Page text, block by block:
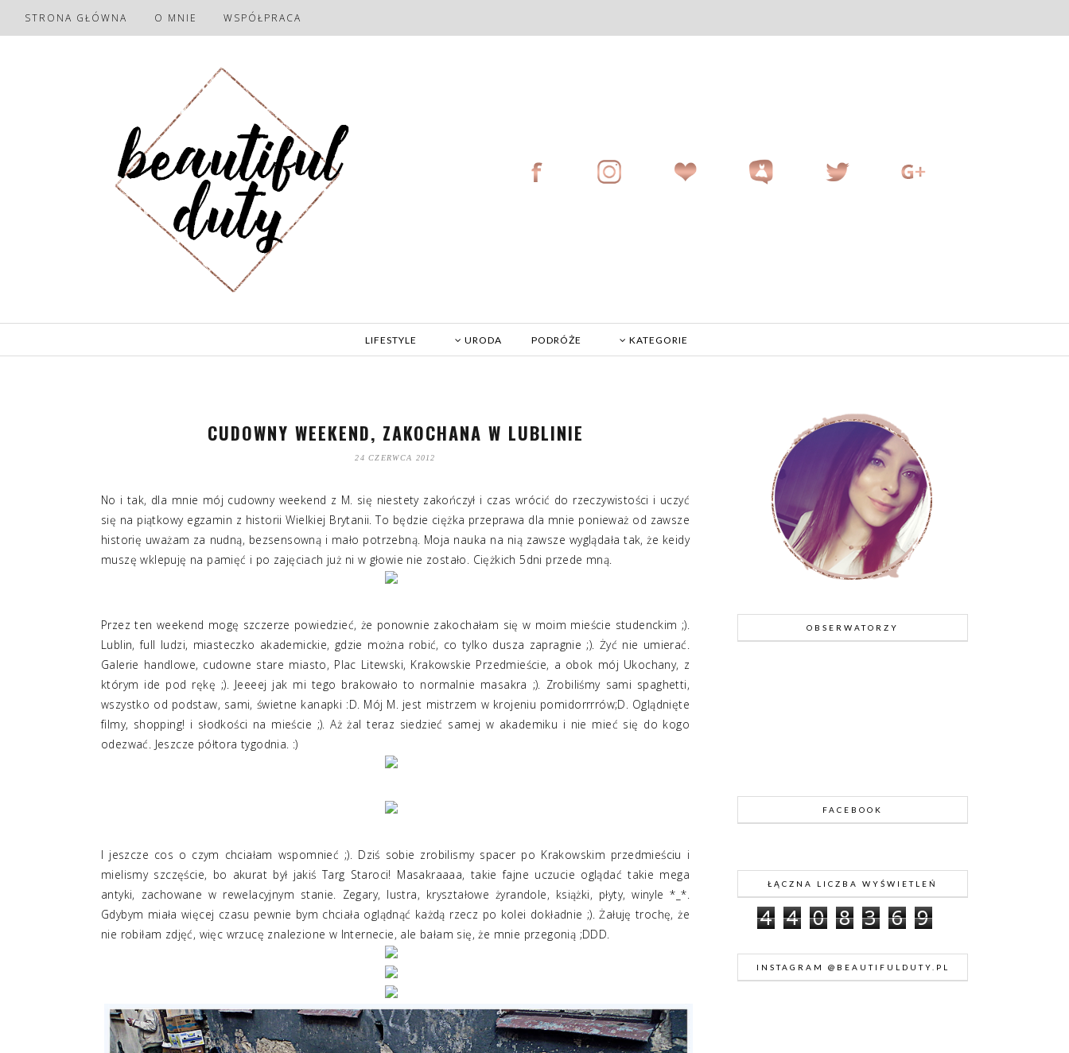
STRONA GŁÓWNA O MNIE WSPÓŁPRACA
LIFESTYLE URODA PODRÓŻE KATEGORIE
CUDOWNY WEEKEND, ZAKOCHANA W LUBLINIE
24 CZERWCA 2012
No i tak, dla mnie mój cudowny weekend z M. się niestety zakończył i czas wrócić do rzeczywistości i uczyć
się na piątkowy egzamin z historii Wielkiej Brytanii. To będzie ciężka przeprawa dla mnie ponieważ od zawsze
historię uważam za nudną, bezsensowną i mało potrzebną. Moja nauka na nią zawsze wyglądała tak, że keidy
muszę wklepuję na pamięć i po zajęciach już ni w głowie nie zostało. Ciężkich 5dni przede mną.
Przez ten weekend mogę szczerze powiedzieć, że ponownie zakochałam się w moim mieście studenckim ;).
Lublin, full ludzi, miasteczko akademickie, gdzie można robić, co tylko dusza zapragnie ;). Żyć nie umierać.
Galerie handlowe, cudowne stare miasto, Plac Litewski, Krakowskie Przedmieście, a obok mój Ukochany, z
którym ide pod rękę ;). Jeeeej jak mi tego brakowało to normalnie masakra ;). Zrobiliśmy sami spaghetti,
wszystko od podstaw, sami, świetne kanapki :D. Mój M. jest mistrzem w krojeniu pomidorrrrów;D. Oglądnięte
filmy, shopping! i słodkości na mieście ;). Aż żal teraz siedzieć samej w akademiku i nie mieć się do kogo
odezwać. Jeszcze półtora tygodnia. :)
I jeszcze cos o czym chciałam wspomnieć ;). Dziś sobie zrobilismy spacer po Krakowskim przedmieściu i
mielismy szczęście, bo akurat był jakiś Targ Staroci! Masakraaaa, takie fajne uczucie oglądać takie mega
antyki, zachowane w rewelacyjnym stanie. Zegary, lustra, kryształowe żyrandole, książki, płyty, winyle *_*.
Gdybym miała więcej czasu pewnie bym chciała oglądnąć każdą rzecz po kolei dokładnie ;). Żałuję trochę, że
nie robiłam zdjęć, więc wrzucę znalezione w Internecie, ale bałam się, że mnie przegonią ;DDD.
OBSERWATORZY
FACEBOOK
ŁĄCZNA LICZBA WYŚWIETLEŃ
4 4 0 8 3 6 9
INSTAGRAM @BEAUTIFULDUTY.PL